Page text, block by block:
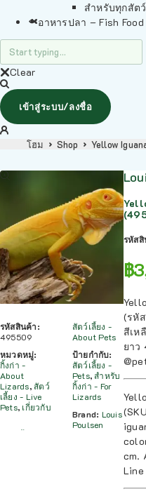
สำหรับทุกสัต
อาหารปลา – Fish Food
Clear
เข้าสู่ระบบ/ลงชื่อ
โฮม Shop Yellow
รหัสสินค้า:
495509
หมวดหมู่:
กิ้งก่า -
About
Lizards,สัตว์
เลี้ยง - Live
Pets, เกี่ยวกับ
สัตว์เลี้ยง -
About Pets
ป้ายกำกับ:
สัตว์เลี้ยง -
Pets,สำหรับ
กิ้งก่า - For
Lizards
Brand: Louis
Poulsen
รหัส
฿
(รหั
สีเห
ยาว
cm.